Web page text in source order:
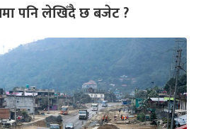
पनि लेखिँदै छ बजेट ?